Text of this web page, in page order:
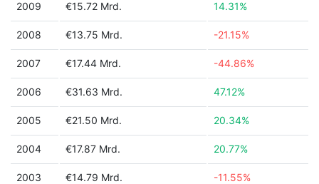
2009 €15.72 Mrd. 14.31%
2008 €13.75 Mrd. -21.15%
2007 €17.44 Mrd. -44.86%
2006 €31.63 Mrd. 47.12%
2005 €21.50 Mrd. 20.34%
2004 €17.87 Mrd. 20.77%
2003 €14.79 Mrd. -11.55%